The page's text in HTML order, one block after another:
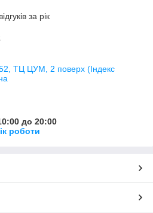
за рік
ТЦ ЦУМ, 2 поверх (Індекс
до 20:00
роботи